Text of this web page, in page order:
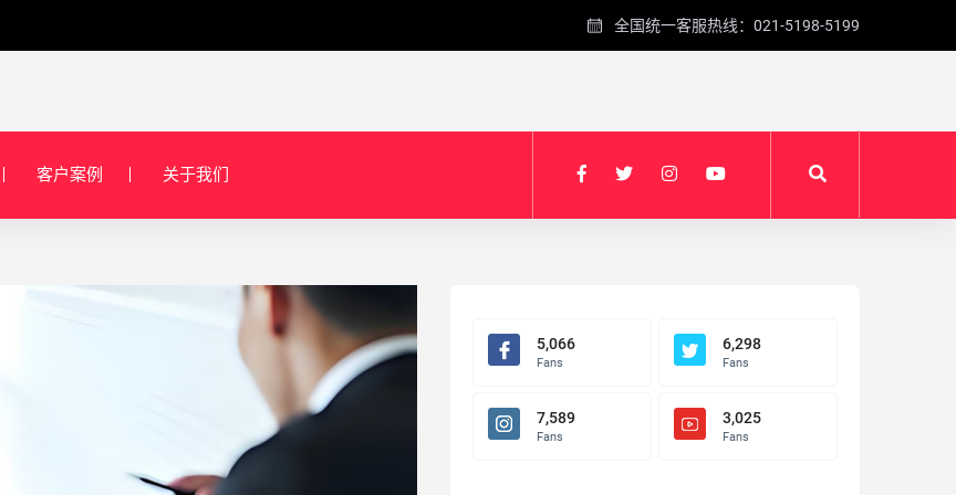
全国统一客服热线：021-5198-5199
客户案例 关于我们
5,066
Fans
6,298
Fans
7,589
Fans
3,025
Fans